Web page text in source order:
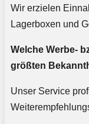
Wir erzielen
Lagerboxen und
Welche Werbe-
größten
Unser Service